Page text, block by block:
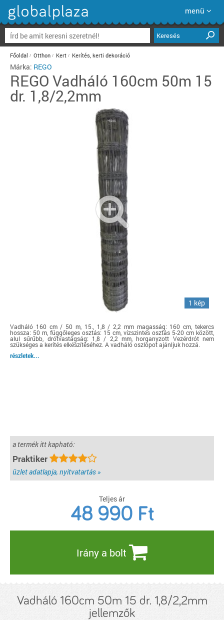
menü
Keresés
Főoldal Otthon Kert Kerítés, kerti dekoráció
Márka: REGO
REGO Vadháló 160cm 50m 15
dr. 1,8/2,2mm
1 kép
Vadháló 160 cm / 50 m, 15., 1,8 / 2,2 mm magasság: 160 cm, tekercs
hossza: 50 m, függőleges osztás: 15 cm, vízszintes osztás 5-20 cm között,
alul sűrűbb, drótvastagság: 1,8 / 2,2 mm, horganyzott Vezérdrót nem
szükséges a kerítés elkészítéséhez. A vadháló oszlopot ajánljuk hozzá.
részletek...
a termék itt kapható:
Praktiker
üzlet adatlapja, nyitvatartás »
Teljes ár
48 990 Ft
Irány a bolt
Vadháló 160cm 50m 15 dr. 1,8/2,2mm
jellemzők